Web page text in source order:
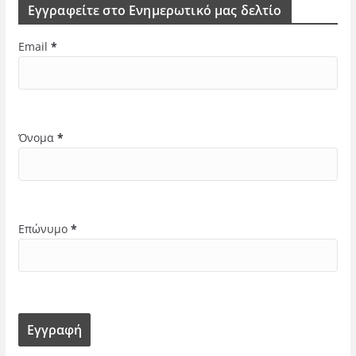
Εγγραφείτε στο Ενημερωτικό μας δελτίο
Email *
Όνομα *
Επώνυμο *